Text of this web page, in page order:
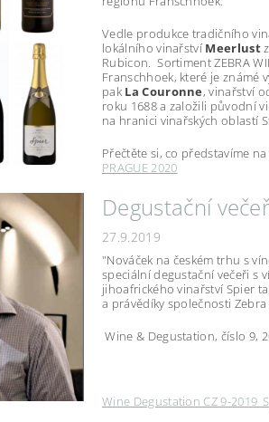
Vedle produkce tradičního
lokálního vinařství Meerlust
Rubicon. Sortiment ZEBRA
Franschhoek, které je známé
pak La Couronne, vinařství
roku 1688 a založili původní
na hranici vinařských oblastí
Přečtěte si, co představíme na
PRAGUE 2020
Degustační
27.9.2019
"Nováček na českém trhu s
speciální degustační večeři s
jihoafrického vinařství Spier
a právědíky společnosti
Wine & Degustation, číslo 9,
Wine Degustation CZ 9-